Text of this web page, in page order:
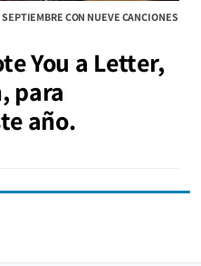
CON NUEVE CANCIONES
You a Letter,
para
año.